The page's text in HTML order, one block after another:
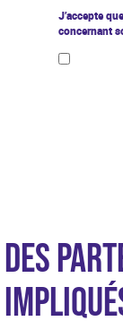
J’accepte
concernant
DES